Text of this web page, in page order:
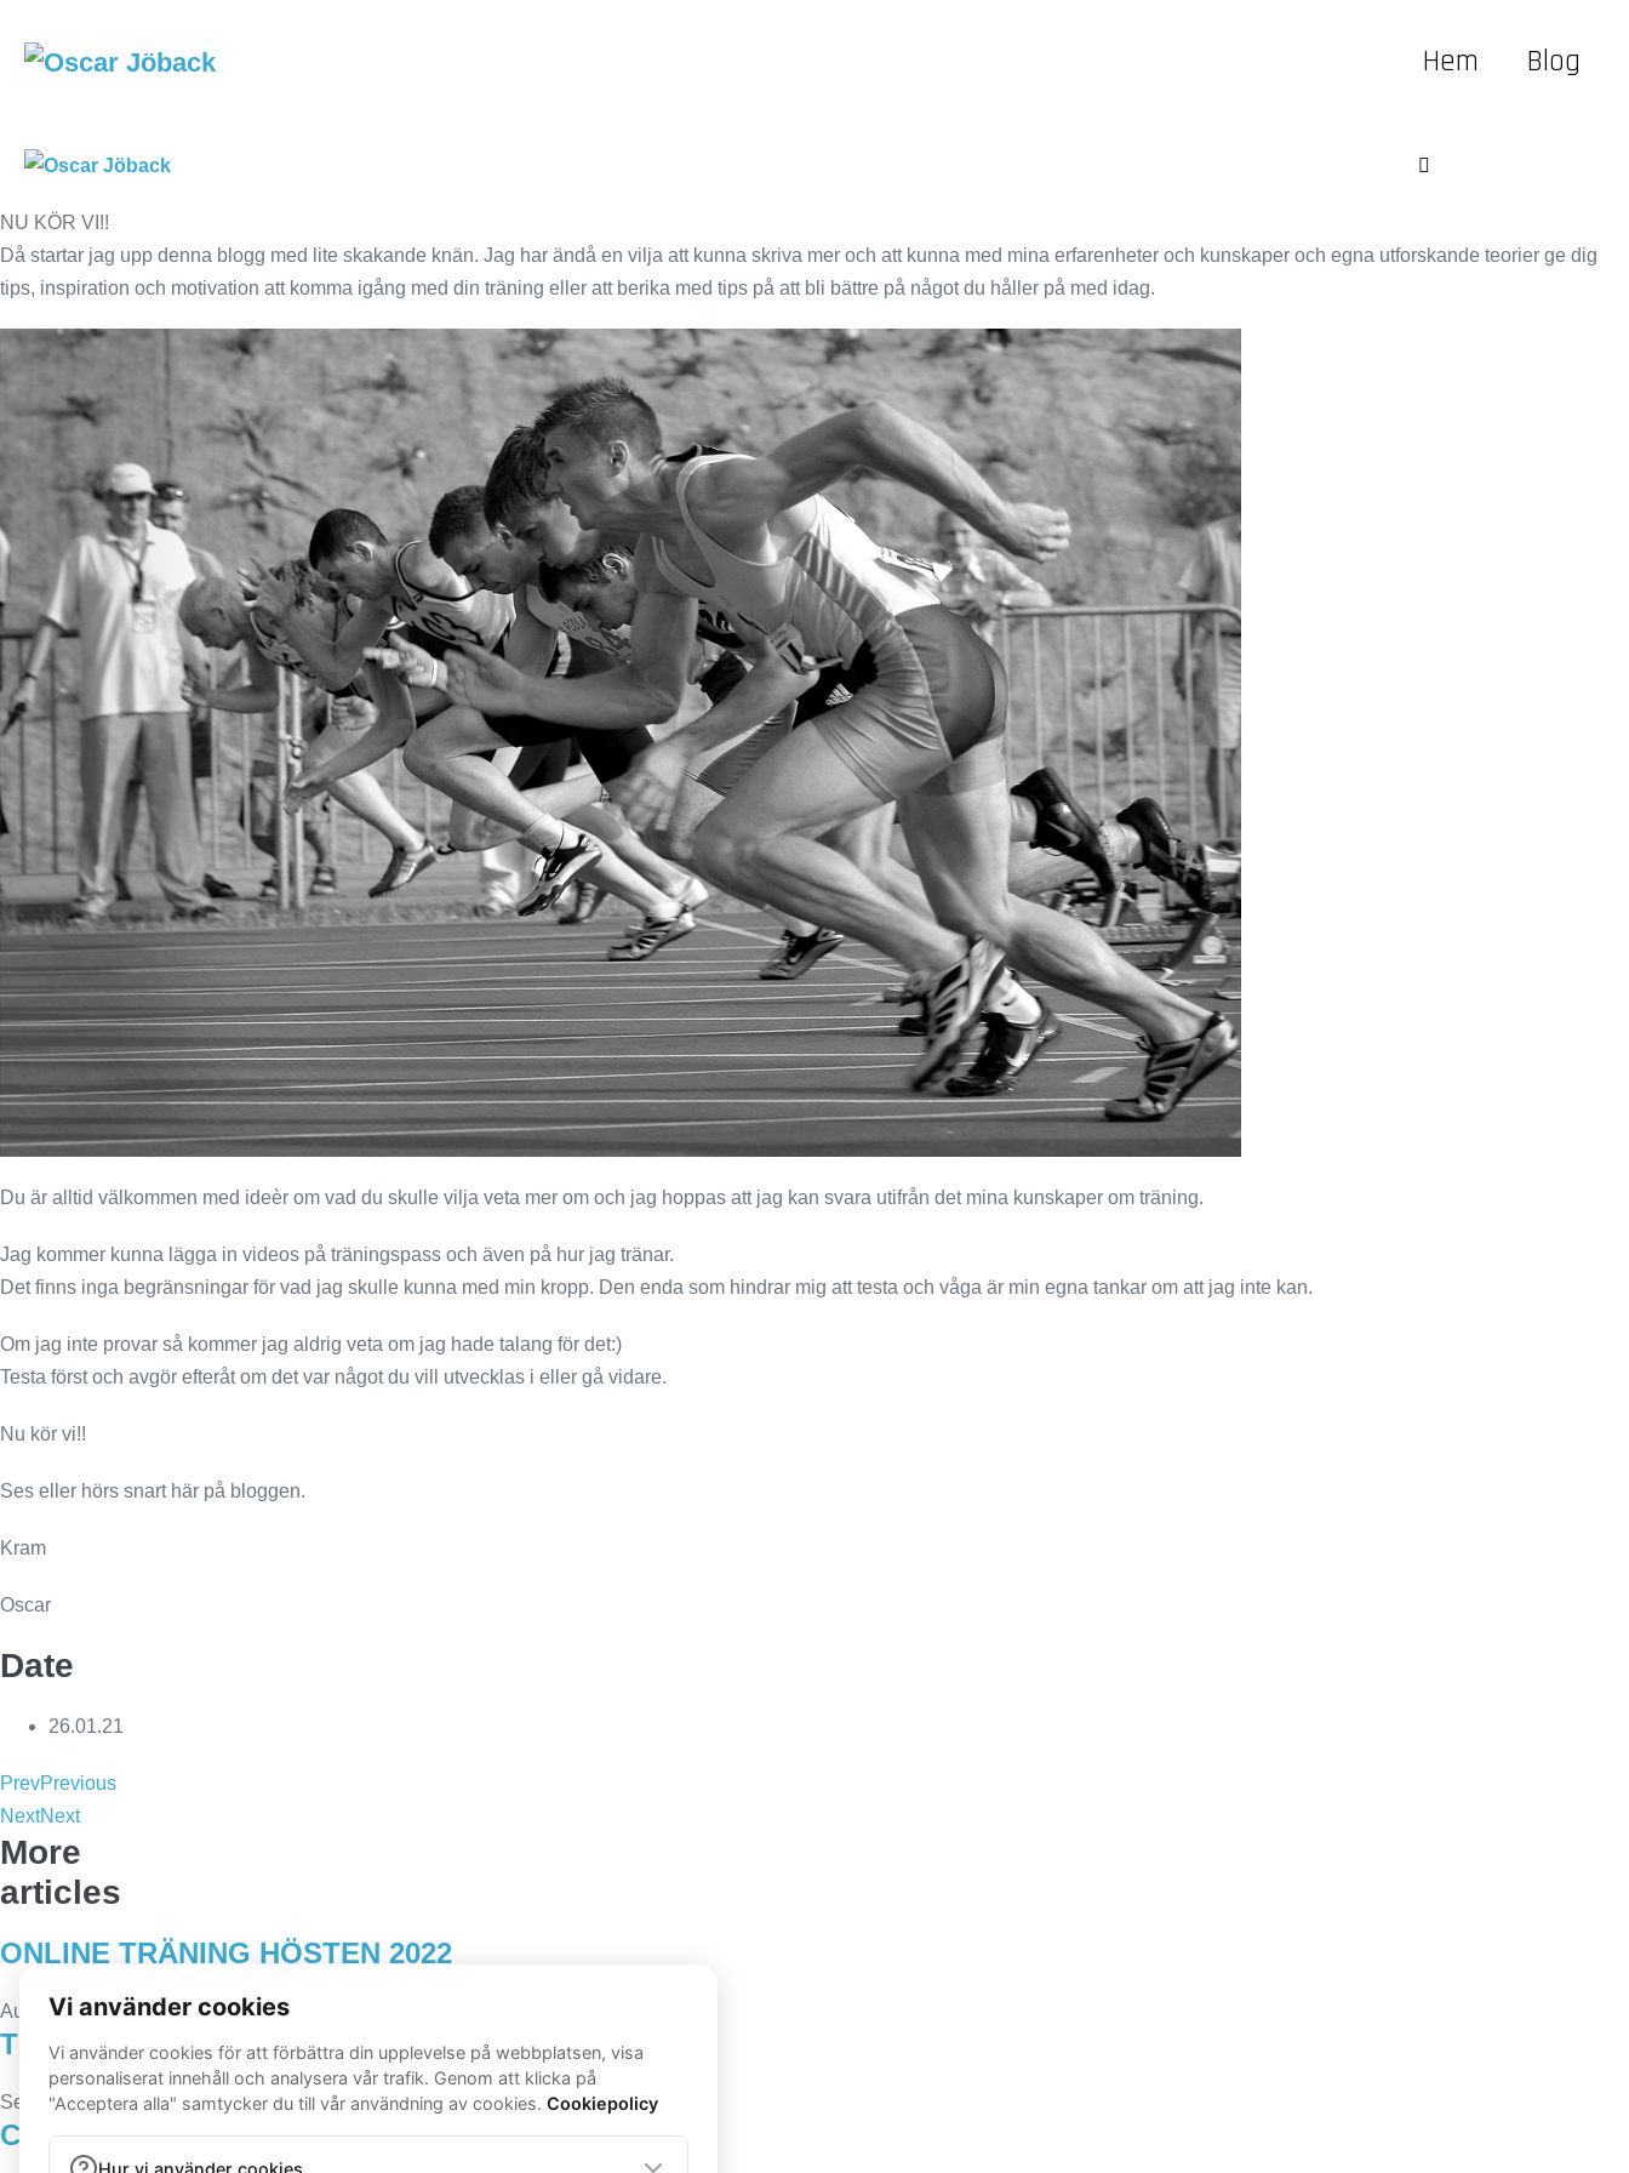
Hem Blog
NU KÖR VI!!
Då startar jag upp denna blogg med lite skakande knän. Jag har ändå en vilja att kunna skriva mer och att kunna med mina erfarenheter och kunskaper och egna utforskande teorier ge dig
tips, inspiration och motivation att komma igång med din träning eller att berika med tips på att bli bättre på något du håller på med idag.
Du är alltid välkommen med ideèr om vad du skulle vilja veta mer om och jag hoppas att jag kan svara utifrån det mina kunskaper om träning.
Jag kommer kunna lägga in videos på träningspass och även på hur jag tränar.
Det finns inga begränsningar för vad jag skulle kunna med min kropp. Den enda som hindrar mig att testa och våga är min egna tankar om att jag inte kan.
Om jag inte provar så kommer jag aldrig veta om jag hade talang för det:)
Testa först och avgör efteråt om det var något du vill utvecklas i eller gå vidare.
Nu kör vi!!
Ses eller hörs snart här på bloggen.
Kram
Oscar
Date
26.01.21
PrevPrevious
NextNext
More
articles
ONLINE TRÄNING HÖSTEN 2022
August 14, 2022
TOPPFORM 2.0
September 22, 2021
CARDIO STYRKA 1#